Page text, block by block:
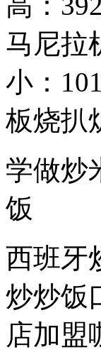
马尼拉
小：
板烧扒
学做炒
饭
西班牙
炒炒饭
店加盟